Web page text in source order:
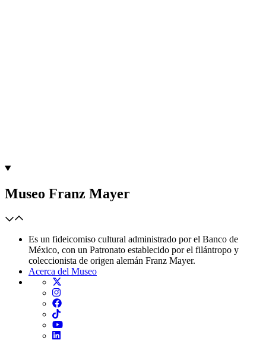
Museo Franz Mayer
Es un fideicomiso cultural administrado por el Banco de
México, con un Patronato establecido por el filántropo y
coleccionista de origen alemán Franz Mayer.
Acerca del Museo